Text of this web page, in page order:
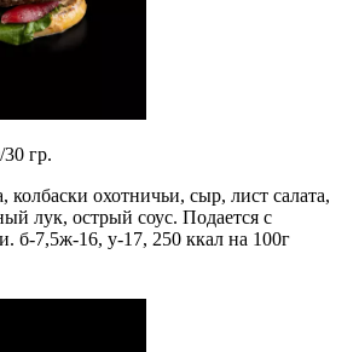
гр.
колбаски охотничьи, сыр, лист салата,
лук, острый соус. Подается с
б-7,5ж-16, у-17, 250 ккал на 100г